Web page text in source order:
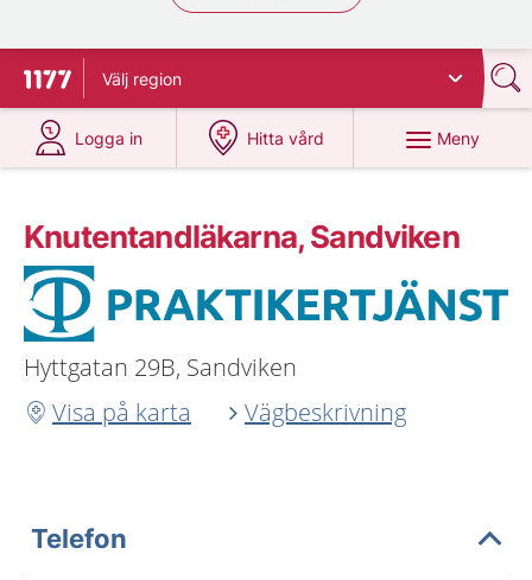
Till startsidan för 1177
Välj region
Logga in
på 1177.se
Hitta vård
på 1177.se
Meny
Knutentandläkarna, Sandviken
Hyttgatan 29B, Sandviken
Visa på karta
Vägbeskrivning
Telefon